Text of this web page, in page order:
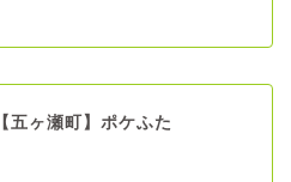
【五ヶ瀬町】ポケふた